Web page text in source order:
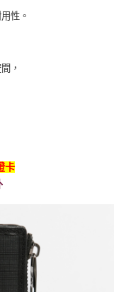
性。
，
卡